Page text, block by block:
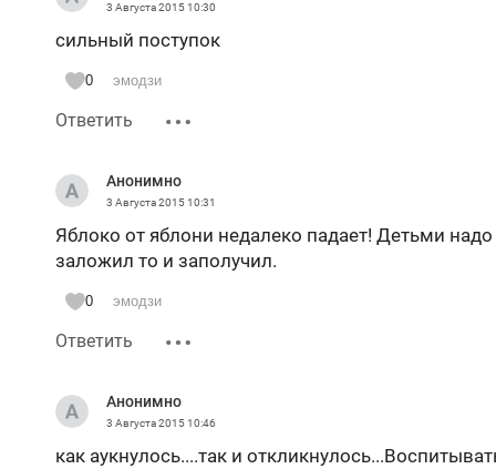
3 Августа 201510:30
сильный поступок
0 эмодзи
Ответить
Анонимно
3 Августа 201510:31
Яблоко от яблони недалеко падает! Детьми
заложил то и заполучил.
0 эмодзи
Ответить
Анонимно
3 Августа 201510:46
как аукнулось....так и